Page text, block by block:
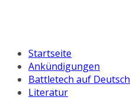
Startseite
Ankündigungen
Battletech auf Deutsch
Literatur